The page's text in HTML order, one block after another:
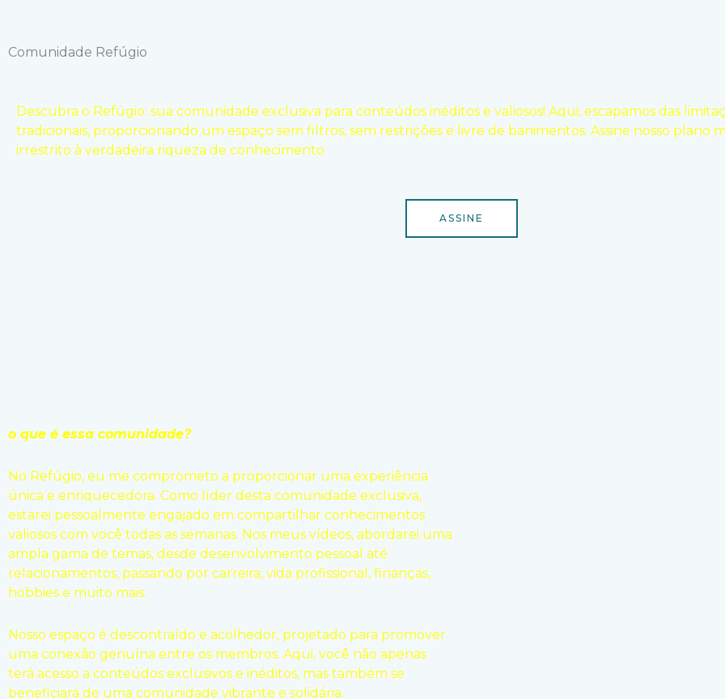
Comunidade Refúgio
Descubra o Refúgio: sua comunidade exclusiva para conteúdos inéditos e valiosos! Aqui, escapamos das
tradicionais, proporcionando um espaço sem filtros, sem restrições e livre de banimentos. Assine nosso plano
irrestrito à verdadeira riqueza de conhecimento
ASSINE
o que é essa comunidade?
No Refúgio, eu me comprometo a proporcionar uma experiência
única e enriquecedora. Como líder desta comunidade exclusiva,
estarei pessoalmente engajado em compartilhar conhecimentos
valiosos com você todas as semanas. Nos meus vídeos, abordarei uma
ampla gama de temas, desde desenvolvimento pessoal até
relacionamentos, passando por carreira, vida profissional, finanças,
hobbies e muito mais.
Nosso espaço é descontraído e acolhedor, projetado para promover
uma conexão genuína entre os membros. Aqui, você não apenas
terá acesso a conteúdos exclusivos e inéditos, mas também se
beneficiará de uma comunidade vibrante e solidária.